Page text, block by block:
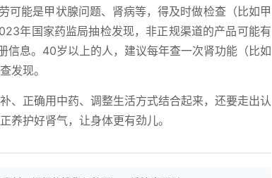
可能是甲状腺问题、肾病等，得及时做检查（比如甲
年国家药监局抽检发现，非正规渠道的产品可能有
信息。40岁以上的人，建议每年查一次肾功能（比如
发现。
、正确用中药、调整生活方式结合起来，还要走出认
养护好肾气，让身体更有劲儿。